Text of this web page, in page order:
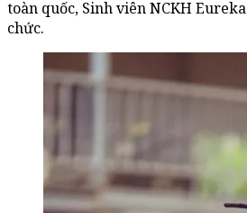
toàn quốc, Sinh viên NCKH
chức.